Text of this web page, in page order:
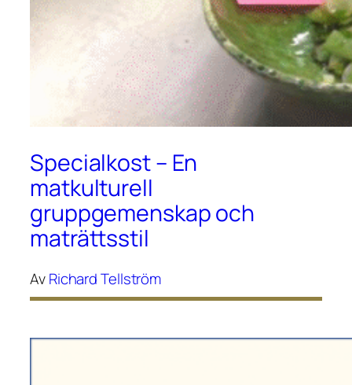
Specialkost – En
matkulturell
gruppgemenskap och
maträttsstil
AvRichard Tellström